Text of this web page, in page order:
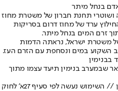
ושוטרי תחנת חברון של משטרת מחוז
ערד של מחוז דרום בסריקות
זרם המים בנחל מיתר.
דיווח שהתקבל במוקד 100 של משטרת ישראל, נראתה הדמות
השקוע במים ונסחפת עם הזרם העז.
שבמערב בנימין תיעד עצמו מתוך
הרכב שנלכד בצומת הדואר בבנימין // השימוש נעשה לפי סעיף 27א' לחוק